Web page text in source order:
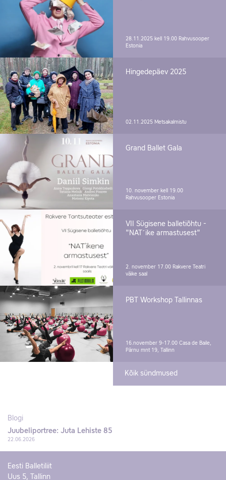
28.11.2025 kell 19.00 Rahvusooper
Estonia
Hingedepäev 2025
02.11.2025 Metsakalmistu
Grand Ballet Gala
10. november kell 19.00
Rahvusooper Estonia
VII Sügisene balletiõhtu -
"NAT´ike armastusest"
2. november 17.00 Rakvere Teatri
väike saal
PBT Workshop Tallinnas
16.november 9-17.00 Casa de Baile,
Pärnu mnt 19, Tallinn
Kõik sündmused
Blogi
Juubeliportree: Juta Lehiste 85
22.06.2026
Eesti Balletiliit
Uus 5, Tallinn